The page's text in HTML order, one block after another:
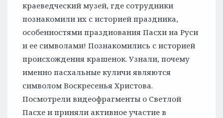
краеведческий музей, где сотрудники
познакомили их с историей праздника,
особенностями празднования Пасхи на Руси
и ее символами! Познакомились с историей
происхождения крашенок. Узнали, почему
именно пасхальные куличи являются
символом Воскресенья Христова.
Посмотрели видеофрагменты о Светлой
Пасхе и приняли активное участие в